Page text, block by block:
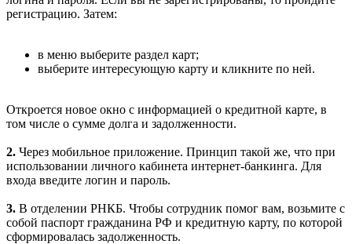
регистрацию. Затем:
в меню выберите раздел карт;
выберите интересующую карту и кликните по ней.
Откроется новое окно с информацией о кредитной карте, в
том числе о сумме долга и задолженности.
2. Через мобильное приложение. Принцип такой же, что при
использовании личного кабинета интернет-банкинга. Для
входа введите логин и пароль.
3. В отделении РНКБ. Чтобы сотрудник помог вам, возьмите с
собой паспорт гражданина РФ и кредитную карту, по которой
сформировалась задолженность.